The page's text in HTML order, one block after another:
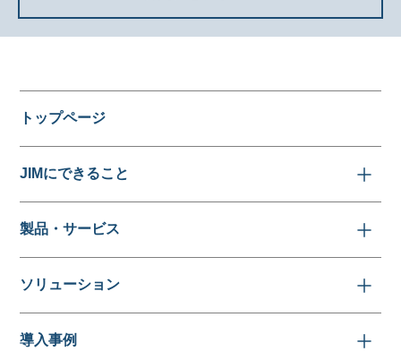
トップページ
JIMにできること
製品・サービス
ソリューション
導入事例